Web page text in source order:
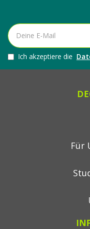
Ich akzeptiere die
Für